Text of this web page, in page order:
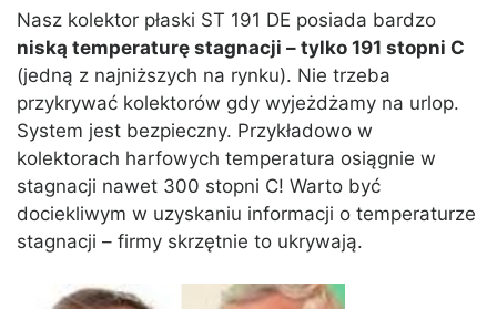
Nasz kolektor płaski ST 191 DE posiada bardzo
niską temperaturę stagnacji – tylko 191 stopni C
(jedną z najniższych na rynku). Nie trzeba
przykrywać kolektorów gdy wyjeżdżamy na urlop.
System jest bezpieczny. Przykładowo w
kolektorach harfowych temperatura osiągnie w
stagnacji nawet 300 stopni C! Warto być
dociekliwym w uzyskaniu informacji o temperaturze
stagnacji – firmy skrzętnie to ukrywają.